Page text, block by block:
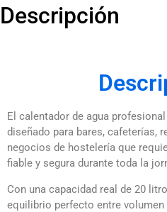
Descripción
El calentador de agua
diseñado para bares, cafeterías,
negocios de hostelería que
fiable y segura durante toda la
Con una capacidad real de 20
equilibrio perfecto entre